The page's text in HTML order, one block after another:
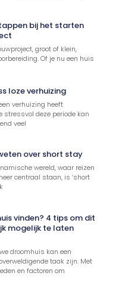
bij het starten
groot of klein,
Of je nu een huis
loze verhuizing
verhuizing heeft
stressvol deze periode kan
veel
over short stay
wereld, waar reizen
centraal staan, is ‘short
vinden? 4 tips om dit
mogelijk te laten
droomhuis kan een
taak zijn. Met
en factoren om